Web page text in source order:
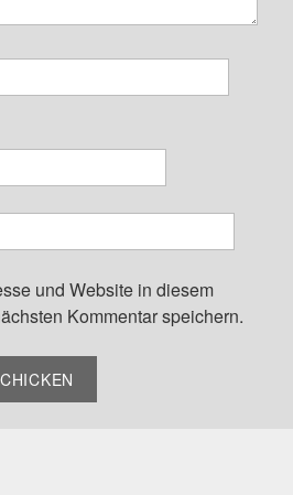
und Website in diesem
Kommentar speichern.